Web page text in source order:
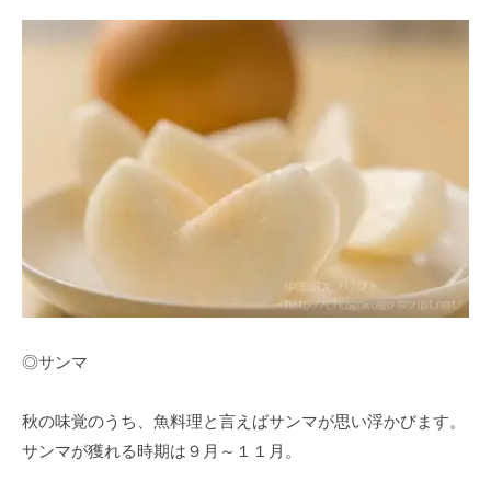
◎サンマ
秋の味覚のうち、魚料理と言えばサンマが思い浮かびます。
サンマが獲れる時期は９月～１１月。